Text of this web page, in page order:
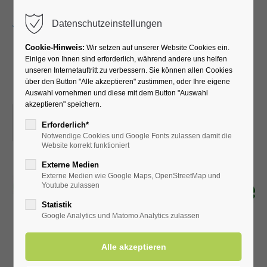
Lesung der Bördeautoren
ORT: KURHALLE
Datenschutzeinstellungen
Cookie-Hinweis: Wir setzen auf unserer Website Cookies ein.
Einige von Ihnen sind erforderlich, während andere uns helfen
unseren Internetauftritt zu verbessern. Sie können allen Cookies
über den Button "Alle akzeptieren" zustimmen, oder Ihre eigene
Auswahl vornehmen und diese mit dem Button "Auswahl
akzeptieren" speichern.
Erforderlich*
Notwendige Cookies und Google Fonts zulassen damit die
Website korrekt funktioniert
Externe Medien
Externe Medien wie Google Maps, OpenStreetMap und
Youtube zulassen
Statistik
Google Analytics und Matomo Analytics zulassen